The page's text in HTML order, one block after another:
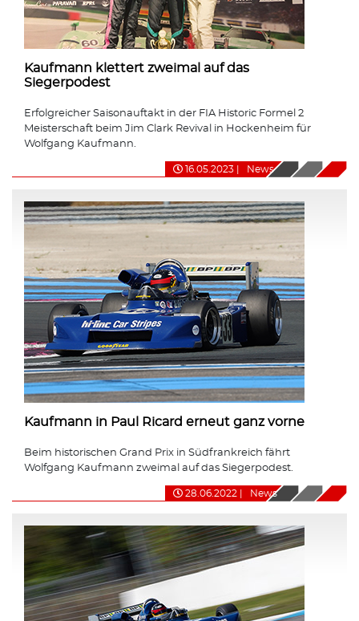
Kaufmann klettert zweimal auf das
Siegerpodest
Erfolgreicher Saisonauftakt in der FIA Historic Formel 2
Meisterschaft beim Jim Clark Revival in Hockenheim für
Wolfgang Kaufmann.
16.05.2023 News
Kaufmann in Paul Ricard erneut ganz vorne
Beim historischen Grand Prix in Südfrankreich fährt
Wolfgang Kaufmann zweimal auf das Siegerpodest.
28.06.2022 News